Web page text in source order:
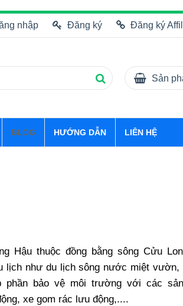
Hậu thuộc đồng bằng sông Cửu
lịch như du lịch sông nước miệt vườn,
phần bảo vệ môi trường với các
xe gom rác lưu động,....
nhập Đăng ký Đăng ký
Sản
BLOG HƯỚNG DẪN LIÊN HỆ